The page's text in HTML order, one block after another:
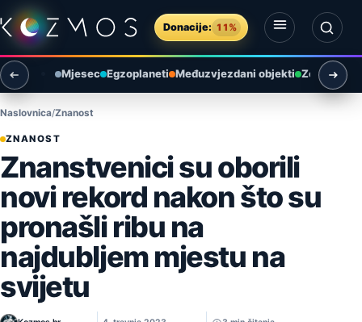
Preskoči na sadržaj
Donacije: 11%
Otvori izbornik
Otvori pretragu
Mjesec Egzoplaneti Međuzvjezdani objekti Zemlja i
Naslovnica Znanost
ZNANOST
Znanstvenici su oborili
novi rekord nakon što su
pronašli ribu na
najdubljem mjestu na
svijetu